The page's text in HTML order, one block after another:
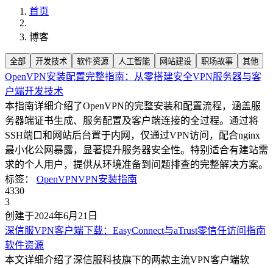
首页
博客
全部 开发技术 软件资源 人工智能 网站建设 职场故事 其他
OpenVPN安装配置完整指南：从零搭建安全VPN服务器与客
户端开发技术
本指南详细介绍了OpenVPN的完整安装和配置流程，涵盖服
务器端证书生成、服务配置及客户端连接的全过程。通过将
SSH端口和网站后台置于内网，仅通过VPN访问，配合nginx
最小化公网暴露，显著提升服务器安全性。特别适合有建站需
求的个人用户，提供从环境准备到问题排查的完整解决方案。
标签： OpenVPNVPN安装指南
4330
3
创建于2024年6月21日
深信服VPN客户端下载：EasyConnect与aTrust零信任访问指南
软件资源
本文详细介绍了深信服科技旗下的两款主流VPN客户端软